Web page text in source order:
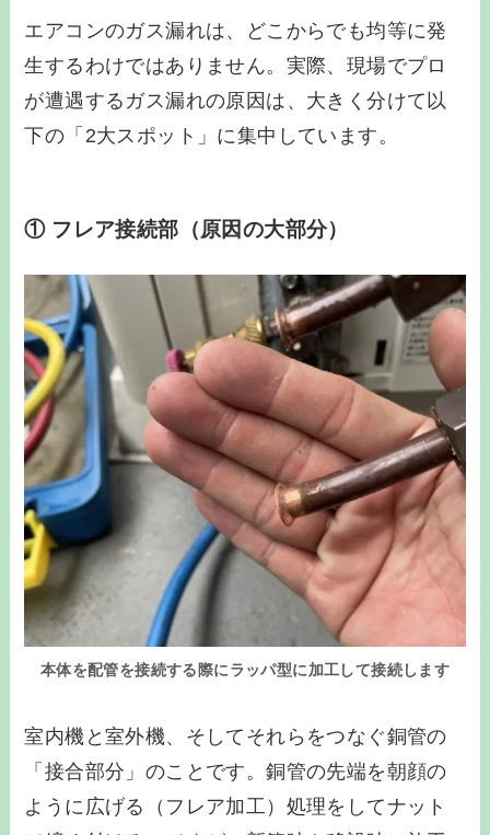
エアコンのガス漏れは、どこからでも均等に発
生するわけではありません。実際、現場でプロ
が遭遇するガス漏れの原因は、大きく分けて以
下の「2大スポット」に集中しています。
① フレア接続部（原因の大部分）
本体を配管を接続する際にラッパ型に加工して接続します
室内機と室外機、そしてそれらをつなぐ銅管の
「接合部分」のことです。銅管の先端を朝顔の
ように広げる（フレア加工）処理をしてナット